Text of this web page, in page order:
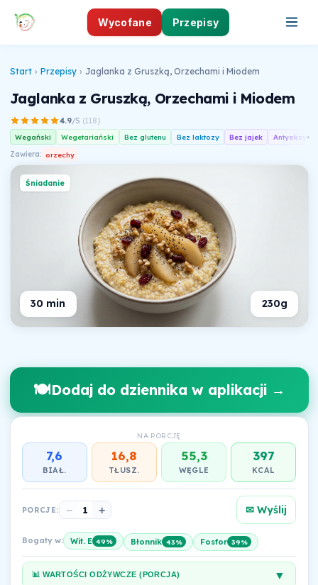
Wycofane Przepisy
Start › Przepisy › Jaglanka z Gruszką, Orzechami i Miodem
Jaglanka z Gruszką, Orzechami i Miodem
4.9/5 (118)
Wegański Wegetariański Bez glutenu Bez laktozy Bez jajek ›
Zawiera: orzechy
Śniadanie
30 min 230g
🍽️Dodaj do dziennika w aplikacji →
NA PORCJĘ
7,6
BIAŁ.
16,8
TŁUSZ.
55,3
WĘGLE
397
KCAL
PORCJE: − 1 + ✉ Wyślij
Bogaty w: Wit. E 49% Błonnik 43% Fosfor 39%
📊 WARTOŚCI ODŻYWCZE (PORCJA) ▼